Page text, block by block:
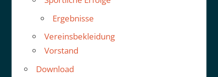
Ergebnisse
Vereinsbekleidung
Vorstand
Download